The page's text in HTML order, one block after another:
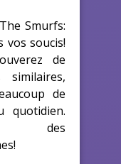
Smurfs:
vos soucis!
de
similaires,
de
quotidien.
des